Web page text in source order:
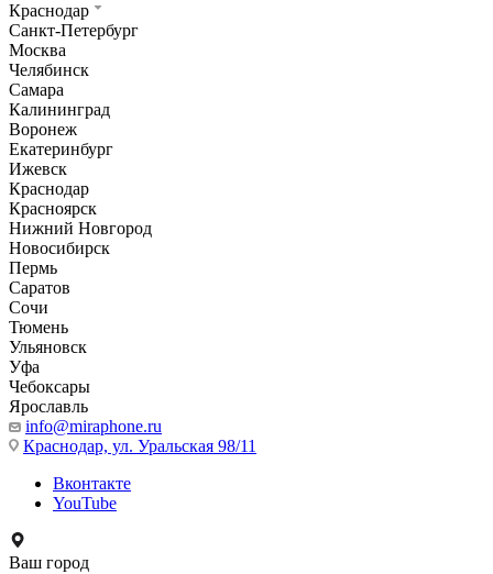
Краснодар
Санкт-Петербург
Москва
Челябинск
Самара
Калининград
Воронеж
Екатеринбург
Ижевск
Краснодар
Красноярск
Нижний Новгород
Новосибирск
Пермь
Саратов
Сочи
Тюмень
Ульяновск
Уфа
Чебоксары
Ярославль
info@miraphone.ru
Краснодар, ул. Уральская 98/11
Вконтакте
YouTube
Ваш город